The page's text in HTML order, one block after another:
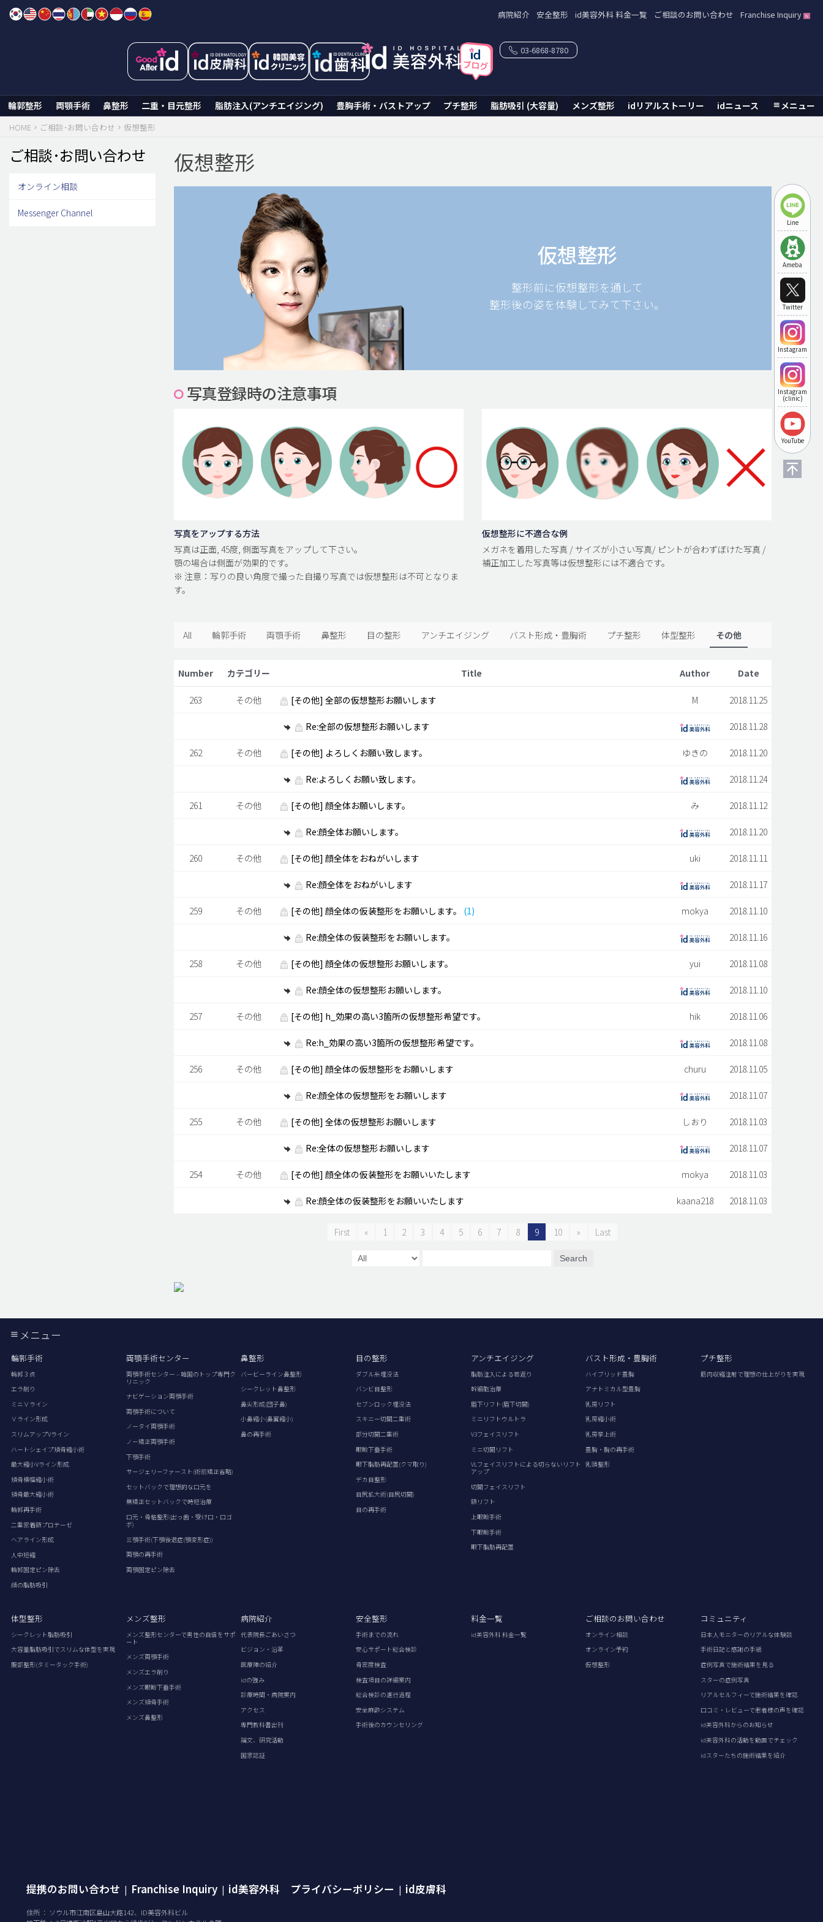
Skip
病院紹介 安全整形 id美容外科 料金一覧 ご相談のお問い合わせ Franchise Inquiry
輪郭整形 両顎手術 鼻整形 二重・目元整形 脂肪注入(アンチエイジング) 豊胸手術・バストアップ プチ整形 脂肪吸引 (大容量) メンズ整形 idリアルストーリー idニュース メニュー
03-6868-8780
Line
Ameba
Twitter
Instagram
Instagram
(clinic)
YouTube
HOME ご相談･お問い合わせ 仮想整形
仮想整形
仮想整形
整形前に仮想整形を通して
整形後の姿を体験してみて下さい。
写真登録時の注意事項
写真をアップする方法
写真は正面, 45度, 側面写真をアップして下さい。
顎の場合は側面が効果的です。
※ 注意：写りの良い角度で撮った自撮り写真では仮想整形は不可となりま
す。
仮想整形に不適合な例
メガネを着用した写真 / サイズが小さい写真/ ピントが合わずぼけた写真 /
補正加工した写真等は仮想整形には不適合です。
All 輪郭手術 両顎手術 鼻整形 目の整形 アンチエイジング バスト形成・豊胸術 プチ整形 体型整形 その他
Number カテゴリー Title Author Date
263 その他 [その他] 全部の仮想整形お願いします M 2018.11.25
Re:全部の仮想整形お願いします 2018.11.28
262 その他 [その他] よろしくお願い致します。 ゆきの 2018.11.20
Re:よろしくお願い致します。 2018.11.24
261 その他 [その他] 顔全体お願いします。 み 2018.11.12
Re:顔全体お願いします。 2018.11.20
260 その他 [その他] 顔全体をおねがいします uki 2018.11.11
Re:顔全体をおねがいします 2018.11.17
259 その他 [その他] 顔全体の仮装整形をお願いします。 (1) mokya 2018.11.10
Re:顔全体の仮装整形をお願いします。 2018.11.16
258 その他 [その他] 顔全体の仮想整形お願いします。 yui 2018.11.08
Re:顔全体の仮想整形お願いします。 2018.11.10
257 その他 [その他] h_効果の高い3箇所の仮想整形希望です。 hik 2018.11.06
Re:h_効果の高い3箇所の仮想整形希望です。 2018.11.08
256 その他 [その他] 顔全体の仮想整形をお願いします churu 2018.11.05
Re:顔全体の仮想整形をお願いします 2018.11.07
255 その他 [その他] 全体の仮想整形お願いします しおり 2018.11.03
Re:全体の仮想整形お願いします 2018.11.07
254 その他 [その他] 顔全体の仮装整形をお願いいたします mokya 2018.11.03
Re:顔全体の仮装整形をお願いいたします kaana218 2018.11.03
First « 1 2 3 4 5 6 7 8 9 10 » Last
Search
ご相談･お問い合わせ
オンライン相談
Messenger Channel
メニュー
輪郭手術
輪郭３点
エラ削り
ミニＶライン
Ｖライン形成
スリムアップVライン
ハートシェイプ頬骨縮小術
最大縮小Vライン形成
頬骨横幅縮小術
頬骨最大縮小術
輪郭再手術
二重密着額プロテーゼ
ヘアライン形成
人中短縮
輪郭固定ピン除去
顔の脂肪吸引
両顎手術センター
両顎手術センター – 韓国のトップ専門ク
リニック
ナビゲーション両顎手術
両顎手術について
ノータイ両顎手術
ノー矯正両顎手術
下顎手術
サージェリーファースト(術前矯正省略)
セットバックで理想的な口元を
無矯正セットバックで時短治療
口元・骨格整形(出っ歯・受け口・口ゴ
ボ)
三顎手術(下顎後退症(顎変形症))
両顎の再手術
両顎固定ピン除去
鼻整形
バービーライン鼻整形
シークレット鼻整形
鼻尖形成(団子鼻)
小鼻縮小(鼻翼縮小)
鼻の再手術
目の整形
ダブル糸埋没法
バンビ目整形
セブンロック埋没法
スキニー切開二重術
部分切開二重術
眼瞼下垂手術
眼下脂肪再配置(クマ取り)
デカ目整形
目尻拡大術(目尻切開)
目の再手術
アンチエイジング
脂肪注入による若返り
幹細胞治療
眉下リフト(眉下切開)
ミニリフトウルトラ
V3フェイスリフト
ミニ切開リフト
VLフェイスリフトによる切らないリフト
アップ
切開フェイスリフト
額リフト
上眼瞼手術
下眼瞼手術
眼下脂肪再配置
バスト形成・豊胸術
ハイブリッド豊胸
アナトミカル型豊胸
乳房リフト
乳房縮小術
乳房挙上術
豊胸・胸の再手術
乳頭整形
プチ整形
筋肉収縮注射で理想の仕上がりを実現
体型整形
シークレット脂肪吸引
大容量脂肪吸引でスリムな体型を実現
腹部整形(タミータック手術)
メンズ整形
メンズ整形センターで男性の自信をサポ
ート
メンズ両顎手術
メンズエラ削り
メンズ眼瞼下垂手術
メンズ頬骨手術
メンズ鼻整形
病院紹介
代表院長ごあいさつ
ビジョン・沿革
医療陣の紹介
idの強み
診療時間・病院案内
アクセス
専門教科書出刊
論文、研究活動
国家認証
安全整形
手術までの流れ
安心サポート総合検診
骨密度検査
検査項目の詳細案内
総合検診の進行過程
安全麻酔システム
手術後のカウンセリング
料金一覧
id美容外科 料金一覧
ご相談のお問い合わせ
オンライン相談
オンライン予約
仮想整形
コミュニティ
日本人モニターのリアルな体験談
手術日記と感謝の手紙
症例写真で施術結果を見る
スターの症例写真
リアルセルフィーで施術結果を確認
口コミ・レビューで患者様の声を確認
id美容外科からのお知らせ
id美容外科の活動を動画でチェック
idスターたちの施術結果を紹介
提携のお問い合わせ | Franchise Inquiry | id美容外科 プライバシーポリシー | id皮膚科
住所 ： ソウル市江南区島山大路142、ID美容外科ビル